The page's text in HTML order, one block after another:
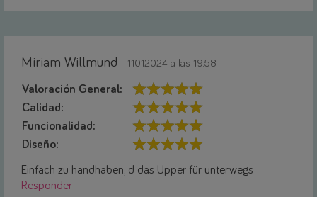
Miriam Willmund - 11.01.2024 a las 19:58
Valoración General:
Calidad:
Funcionalidad:
Diseño:
Einfach zu handhaben, d das Upper für unterwegs
Responder